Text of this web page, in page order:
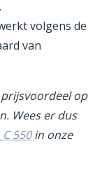
volgens de
van
op
Wees er dus
550in onze